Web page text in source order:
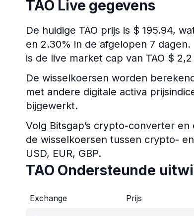
TAO Live gegevens
De huidige TAO prijs is $ 195.94,
en 2.30% in de afgelopen 7
is de live market cap van TAO $
De wisselkoersen worden
met andere digitale activa
bijgewerkt.
Volg Bitsgap’s crypto-converter
de wisselkoersen tussen crypto-
USD, EUR, GBP.
TAO Ondersteunde
Exchange Prijs